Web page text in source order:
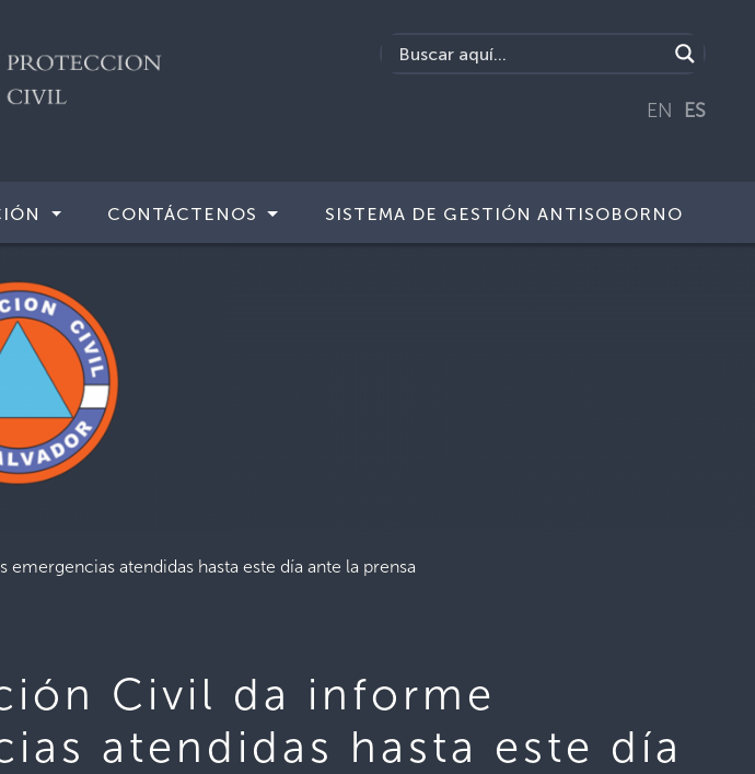
EN ES
CONTÁCTENOS SISTEMA DE GESTIÓN ANTISOBORNO
atendidas hasta este día ante la prensa
Civil da informe
atendidas hasta este día